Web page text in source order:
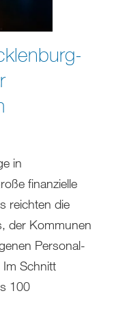
in
finanzielle
reichten die
der Kommunen
Personal-
Schnitt
100